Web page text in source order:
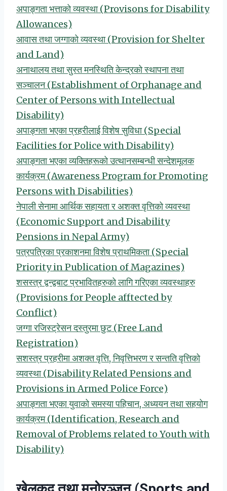
अपाङ्गता भत्ताको व्यवस्था (Provisons for Disability
Allowances)
आवास तथा जग्गाको व्यवस्था (Provision for Shelter
and Land)
अनाथालय तथा सुस्त मनस्थिति केन्द्रको स्थापना तथा
सञ्चालन (Establishment of Orphanage and
Center of Persons with Intellectual
Disability)
अपाङ्गता भएका प्रहरीलाई विशेष सुविधा (Special
Facilities for Police with Disability)
अपाङ्गता भएका व्यक्तिहरूको उत्थानसम्बन्धी सन्देशमूलक
कार्यक्रम (Awareness Program for Promoting
Persons with Disabilities)
नेपाली सेनामा आर्थिक सहायता र अशक्त वृत्तिको व्यवस्था
(Economic Support and Disability
Pensions in Nepal Army)
पत्रपत्रिका प्रकाशनमा विशेष प्राथमिकता (Special
Priority in Publication of Magazines)
शसस्त्र द्वन्द्वबाट प्रभावितहरुको लागि गरिएका व्यवस्थाहरु
(Provisions for People afftected by
Conflict)
जग्गा रजिस्ट्रेसन दस्तुरमा छुट (Free Land
Registration)
सशस्त्र प्रहरीमा अशक्त वृत्ति, निवृत्तिभरण र सन्तति वृत्तिको
व्यवस्था (Disability Related Pensions and
Provisions in Armed Police Force)
अपाङ्गता भएका युवाको समस्या पहिचान, अध्ययन तथा सहयोग
कार्यक्रम (Identification, Research and
Removal of Problems related to Youth with
Disability)